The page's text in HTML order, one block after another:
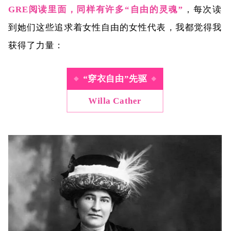
GRE阅读里面，同样有许多“自由的灵魂” ，每次读
到她们这些追求着女性自由的女性代表，我都觉得我
获得了力量：
“穿衣自由”先驱
Willa Cather